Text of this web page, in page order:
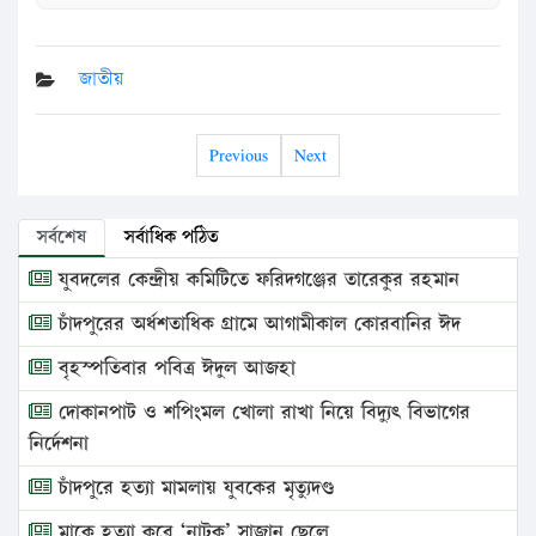
জাতীয়
Previous Next
সর্বশেষ সর্বাধিক পঠিত
যুবদলের কেন্দ্রীয় কমিটিতে ফরিদগঞ্জের তারেকুর রহমান
চাঁদপুরের অর্ধশতাধিক গ্রামে আগামীকাল কোরবানির ঈদ
বৃহস্পতিবার পবিত্র ঈদুল আজহা
দোকানপাট ও শপিংমল খোলা রাখা নিয়ে বিদ্যুৎ বিভাগের
নির্দেশনা
চাঁদপুরে হত্যা মামলায় যুবকের মৃত্যুদণ্ড